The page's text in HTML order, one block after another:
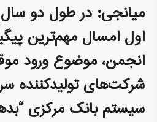
میانجی: در طول دو
اول امسال مهم‌ترین
انجمن، موضوع ورود
شرکت‌های تولیدکننده
سیستم بانک مرکزی